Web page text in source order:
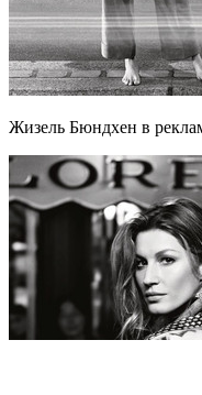
Жизель Бюндхен в